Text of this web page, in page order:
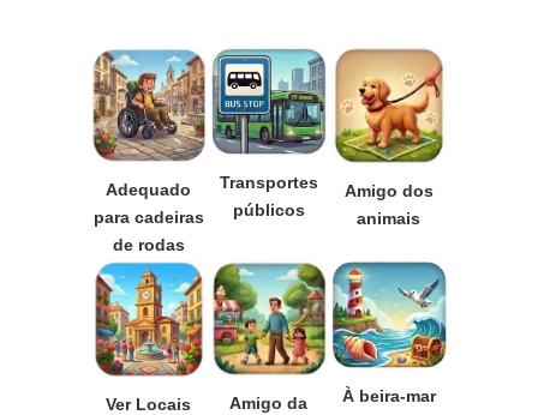
Adequado
para cadeiras
de rodas
Transportes
públicos
Amigo dos
animais
Ver Locais
Amigo da
À beira-mar